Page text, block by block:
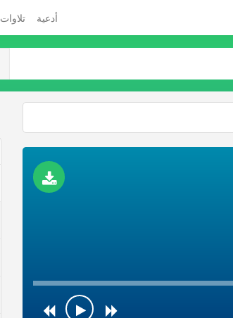
أدعية تلاوات